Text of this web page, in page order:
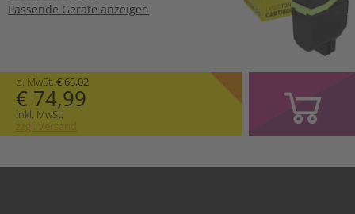
Passende Geräte anzeigen
o. MwSt. € 63,02
€ 74,99
inkl. MwSt.
zzgl. Versand